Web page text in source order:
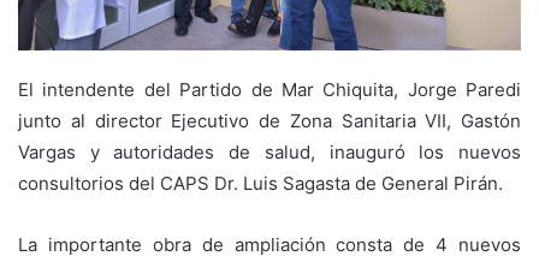
El intendente del Partido de Mar Chiquita, Jorge Paredi
junto al director Ejecutivo de Zona Sanitaria VII, Gastón
Vargas y autoridades de salud, inauguró los nuevos
consultorios del CAPS Dr. Luis Sagasta de General Pirán.
La importante obra de ampliación consta de 4 nuevos